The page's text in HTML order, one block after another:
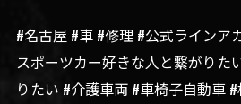
#名古屋 #車 #修理 #公式ラインア
スポーツカー好きな人と繋がりた
りたい #介護車両 #車椅子自動車